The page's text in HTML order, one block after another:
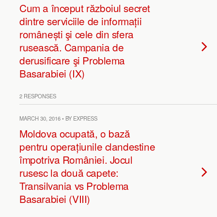
Cum a început războiul secret
dintre serviciile de informații
românești şi cele din sfera
rusească. Campania de
derusificare şi Problema
Basarabiei (IX)
2 RESPONSES
MARCH 30, 2016 • BY EXPRESS
Moldova ocupată, o bază
pentru operațiunile clandestine
împotriva României. Jocul
rusesc la două capete:
Transilvania vs Problema
Basarabiei (VIII)